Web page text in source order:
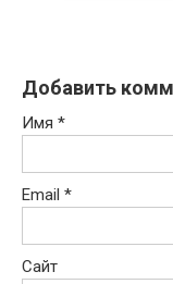
Добавить
Имя *
Email *
Сайт